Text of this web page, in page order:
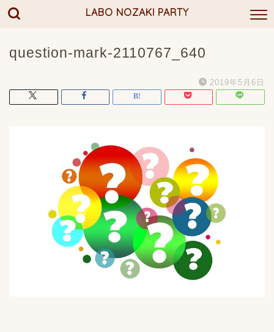
LABO NOZAKI PARTY
question-mark-2110767_640
2019年5月6日